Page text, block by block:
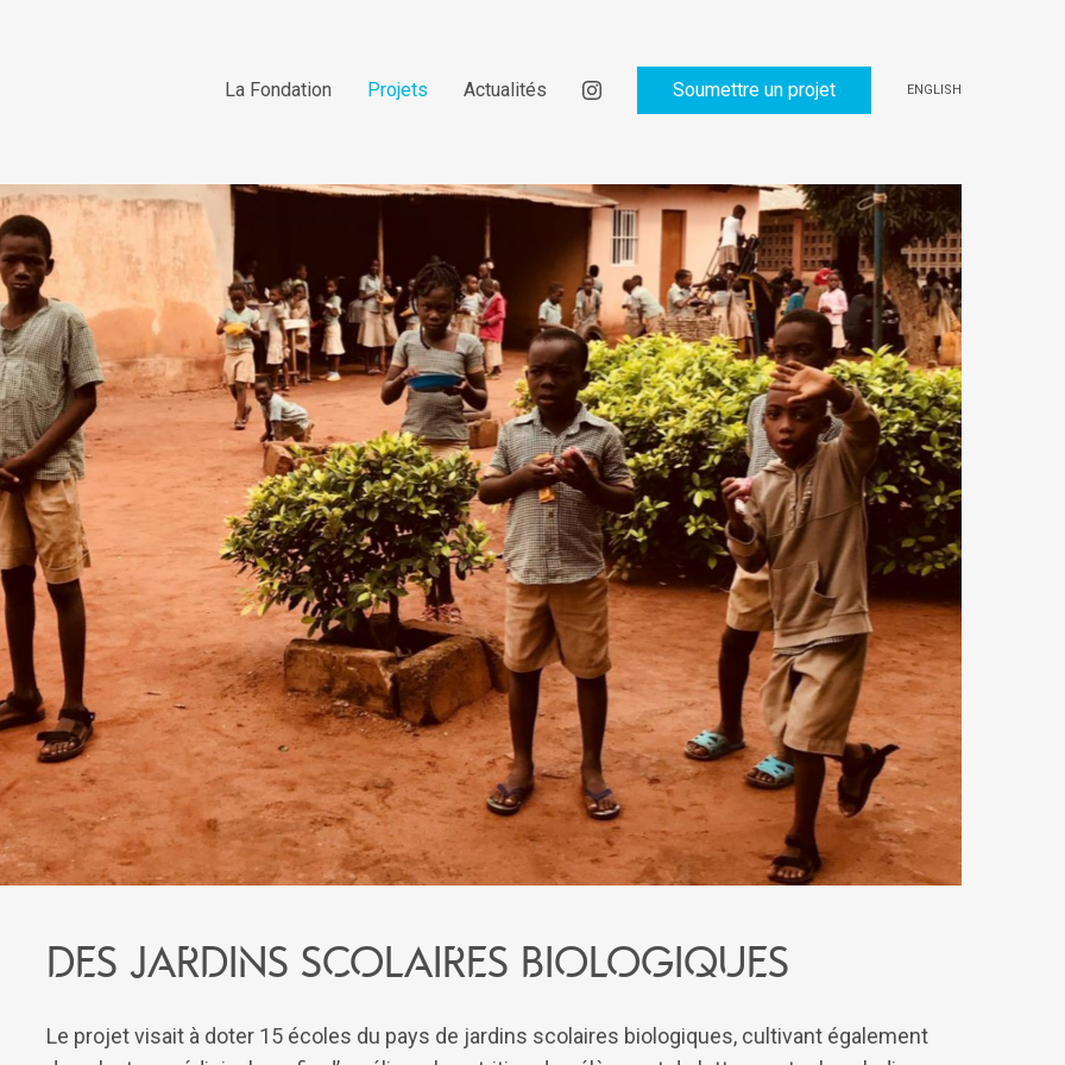
Des jardins scolaires biologiques
Le projet visait à doter 15 écoles du pays de jardins scolaires biologiques, cultivant également
La Fondation Projets Actualités Soumettre un projet ENGLISH